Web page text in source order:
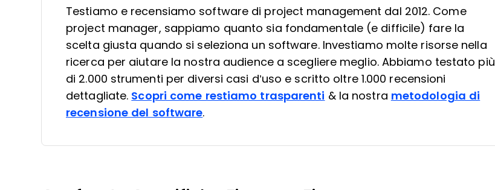
Testiamo e recensiamo software di project management dal 2012. Come
project manager, sappiamo quanto sia fondamentale (e difficile) fare la
scelta giusta quando si seleziona un software. Investiamo molte risorse nella
ricerca per aiutare la nostra audience a scegliere meglio. Abbiamo testato più
di 2.000 strumenti per diversi casi d’uso e scritto oltre 1.000 recensioni
dettagliate. Scopri come restiamo trasparenti & la nostra metodologia di
recensione del software.